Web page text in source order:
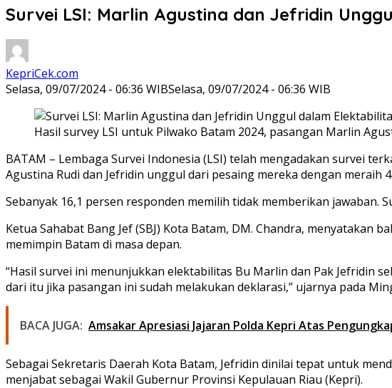
Survei LSI: Marlin Agustina dan Jefridin
KepriCek.com
Selasa, 09/07/2024 - 06:36 WIBSelasa, 09/07/2024 - 06:36 WIB
Hasil survey LSI untuk Pilwako Batam 2024, pasangan Marlin
BATAM – Lembaga Survei Indonesia (LSI) telah mengadakan survei
Agustina Rudi dan Jefridin unggul dari pesaing mereka dengan
Sebanyak 16,1 persen responden memilih tidak memberikan jawaban.
Ketua Sahabat Bang Jef (SBJ) Kota Batam, DM. Chandra,
memimpin Batam di masa depan.
“Hasil survei ini menunjukkan elektabilitas Bu Marlin dan Pak Jefridin
dari itu jika pasangan ini sudah melakukan deklarasi,” ujarnya pada
BACA JUGA: Amsakar Apresiasi Jajaran Polda Kepri Atas
Sebagai Sekretaris Daerah Kota Batam, Jefridin dinilai tepat untuk
menjabat sebagai Wakil Gubernur Provinsi Kepulauan Riau (Kepri).